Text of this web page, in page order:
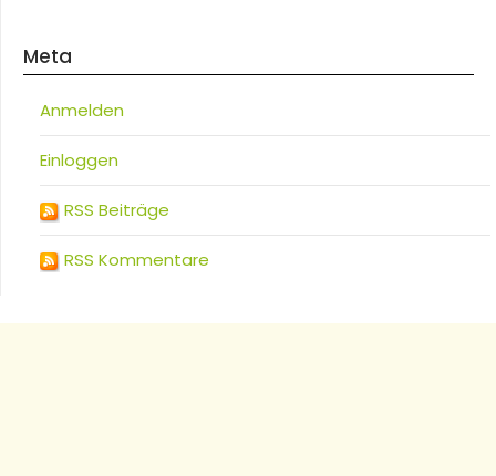
Meta
Anmelden
Einloggen
RSS Beiträge
RSS Kommentare